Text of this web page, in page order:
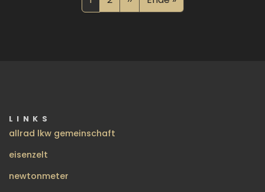
LINKS
allrad lkw gemeinschaft
eisenzelt
newtonmeter